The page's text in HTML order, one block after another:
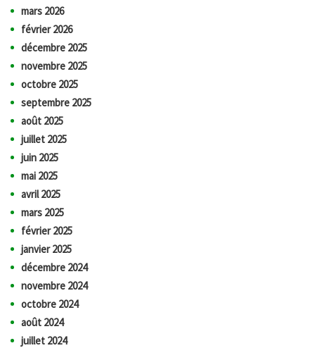
mars 2026
février 2026
décembre 2025
novembre 2025
octobre 2025
septembre 2025
août 2025
juillet 2025
juin 2025
mai 2025
avril 2025
mars 2025
février 2025
janvier 2025
décembre 2024
novembre 2024
octobre 2024
août 2024
juillet 2024